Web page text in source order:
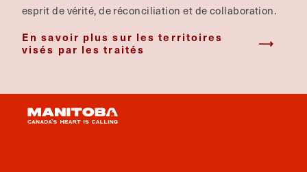
esprit de vérité, de réconciliation et de collaboration.
En savoir plus sur les territoires
visés par les traités